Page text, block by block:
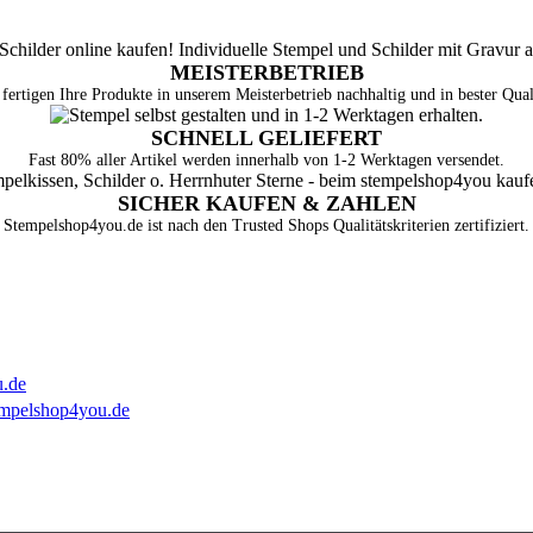
MEISTERBETRIEB
Ihre Produkte in unserem Meisterbetrieb nachhaltig und in bester
SCHNELL GELIEFERT
Fast 80% aller Artikel werden innerhalb von 1-2 Werktagen versendet.
SICHER KAUFEN & ZAHLEN
Stempelshop4you.de ist nach den Trusted Shops Qualitätskriterien zertifiziert.